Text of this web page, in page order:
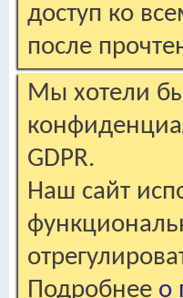
доступ ко
после
Мы хотели
GDPR.
Наш сайт
Подробнее о